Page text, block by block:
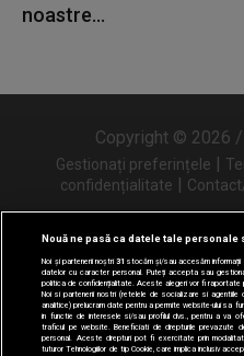
noastre...
Copyright © 2026 /
Gestionați preferințele |
confidențialitate |
Nouă ne pasă ca datele tale personale
Noi și partenerii noștri31 stocăm și/sau accesăm informații
datelor cu caracter personal. Puteți accepta sau
politica de confidențialitate. Aceste alegeri vor fi raportate
Noi si partenerii nostri (retelele de socializare si
analitice) prelucram date pentru a permite website-ului sa
in functie de interesele si/sau profilul dvs., pentru a va
traficul pe website. Beneficiati de drepturile prevazute
personal. Aceste drepturi pot fi exercitate prin
tuturor Tehnologiilor de tip Cookie, care implica inclusiv